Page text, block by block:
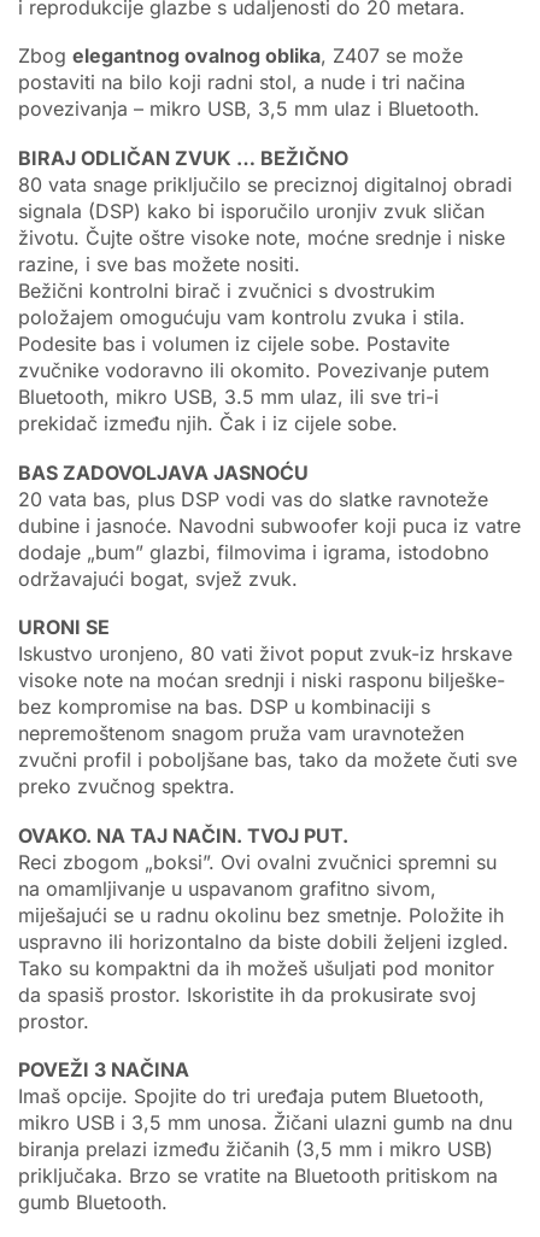
i reprodukcije glazbe s udaljenosti do 20 metara.
Zbog elegantnog ovalnog oblika, Z407 se može
postaviti na bilo koji radni stol, a nude i tri načina
povezivanja – mikro USB, 3,5 mm ulaz i Bluetooth.
BIRAJ ODLIČAN ZVUK … BEŽIČNO
80 vata snage priključilo se preciznoj digitalnoj obradi
signala (DSP) kako bi isporučilo uronjiv zvuk sličan
životu. Čujte oštre visoke note, moćne srednje i niske
razine, i sve bas možete nositi.
Bežični kontrolni birač i zvučnici s dvostrukim
položajem omogućuju vam kontrolu zvuka i stila.
Podesite bas i volumen iz cijele sobe. Postavite
zvučnike vodoravno ili okomito. Povezivanje putem
Bluetooth, mikro USB, 3.5 mm ulaz, ili sve tri-i
prekidač između njih. Čak i iz cijele sobe.
BAS ZADOVOLJAVA JASNOĆU
20 vata bas, plus DSP vodi vas do slatke ravnoteže
dubine i jasnoće. Navodni subwoofer koji puca iz vatre
dodaje „bum” glazbi, filmovima i igrama, istodobno
održavajući bogat, svjež zvuk.
URONI SE
Iskustvo uronjeno, 80 vati život poput zvuk-iz hrskave
visoke note na moćan srednji i niski rasponu bilješke-
bez kompromise na bas. DSP u kombinaciji s
nepremoštenom snagom pruža vam uravnotežen
zvučni profil i poboljšane bas, tako da možete čuti sve
preko zvučnog spektra.
OVAKO. NA TAJ NAČIN. TVOJ PUT.
Reci zbogom „boksi”. Ovi ovalni zvučnici spremni su
na omamljivanje u uspavanom grafitno sivom,
miješajući se u radnu okolinu bez smetnje. Položite ih
uspravno ili horizontalno da biste dobili željeni izgled.
Tako su kompaktni da ih možeš ušuljati pod monitor
da spasiš prostor. Iskoristite ih da prokusirate svoj
prostor.
POVEŽI 3 NAČINA
Imaš opcije. Spojite do tri uređaja putem Bluetooth,
mikro USB i 3,5 mm unosa. Žičani ulazni gumb na dnu
biranja prelazi između žičanih (3,5 mm i mikro USB)
priključaka. Brzo se vratite na Bluetooth pritiskom na
gumb Bluetooth.